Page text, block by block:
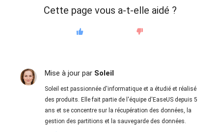
Cette page vous a-t-elle aidé ?
Mise à jour par Soleil
Soleil est passionnée d'informatique et a étudié et réalisé
des produits. Elle fait partie de l'équipe d'EaseUS depuis 5
ans et se concentre sur la récupération des données, la
gestion des partitions et la sauvegarde des données.